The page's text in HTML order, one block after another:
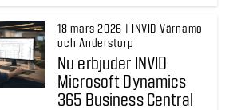
18 mars 2026 | INVID Värnamo
och Anderstorp
Nu erbjuder INVID
Microsoft Dynamics
365 Business Central